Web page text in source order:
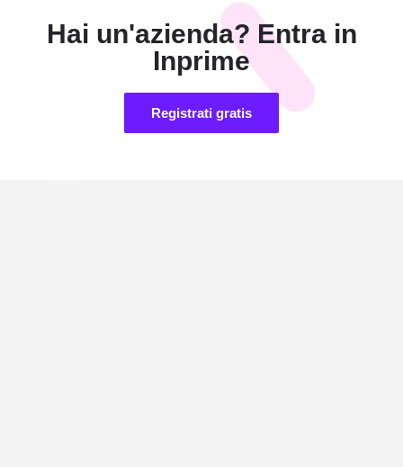
Hai un'azienda? Entra in
Inprime
Registrati gratis